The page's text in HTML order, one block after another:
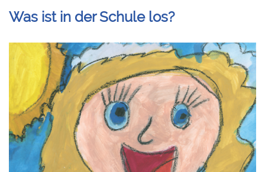
Was ist in der Schule los?